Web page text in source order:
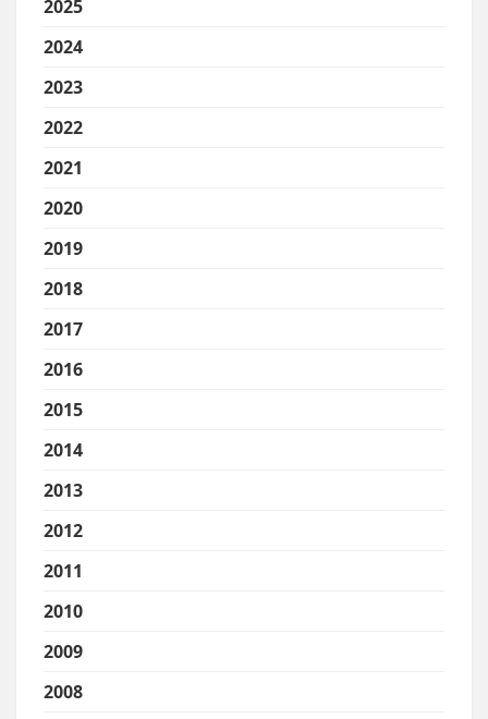
2025
2024
2023
2022
2021
2020
2019
2018
2017
2016
2015
2014
2013
2012
2011
2010
2009
2008